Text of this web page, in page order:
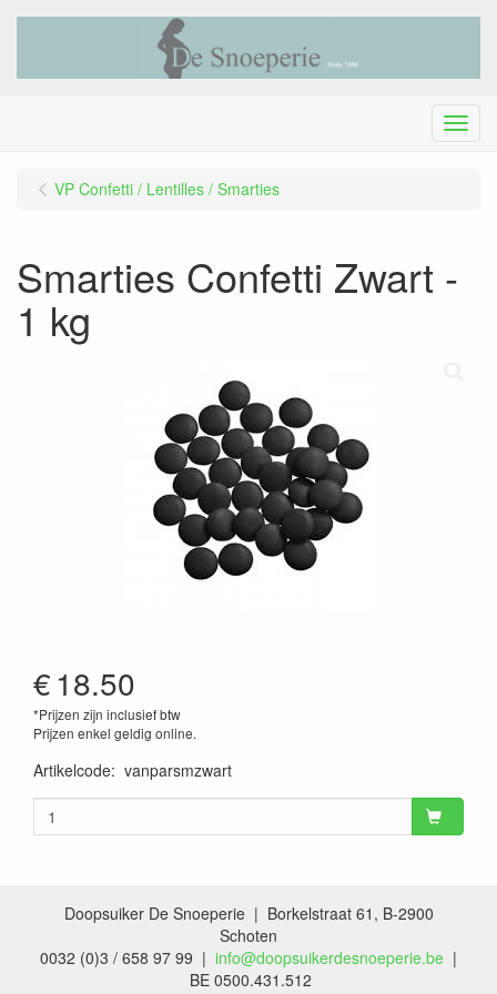
Menu
VP Confetti / Lentilles / Smarties
Smarties Confetti Zwart -
1 kg
€18.50
*Prijzen zijn inclusief btw
Prijzen enkel geldig online.
Artikelcode: vanparsmzwart
Doopsuiker De Snoeperie | Borkelstraat 61, B-2900
Schoten
0032 (0)3 / 658 97 99 | info@doopsuikerdesnoeperie.be |
BE 0500.431.512